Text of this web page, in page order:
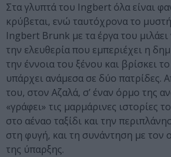
Στα γλυπτά του Ingbert όλα είναι
κρύβεται, ενώ ταυτόχρονα το
Ingbert Brunk με τα έργα του μιλάει
την ελευθερία που εμπεριέχει η
την έννοια του ξένου και βρίσκει
υπάρχει ανάμεσα σε δύο πατρίδες.
του, στον Αζαλά, σ’ έναν όρμο της
«γράφει» τις μαρμάρινες ιστορίες
στο αέναο ταξίδι και την
στη φυγή, και τη συνάντηση με τον
της ύπαρξης.